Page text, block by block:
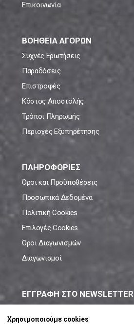
Επικοινωνία
ΒΟΗΘΕΙΑ ΑΓΟΡΩΝ
Συχνές Ερωτήσεις
Παραδόσεις
Επιστροφές
Κόστος Αποστολής
Τρόποι Πληρωμής
Περιοχές Εξυπηρέτησης
ΠΛΗΡΟΦΟΡΙΕΣ
Όροι και Προϋποθέσεις
Προσωπικά Δεδομένα
Πολιτική Cookies
Επιλογές Cookies
Όροι Διαγωνισμών
Διαγωνισμοί
ΕΓΓΡΑΦΗ ΣΤΟ NEWSLETTER
Χρησιμοποιούμε cookies